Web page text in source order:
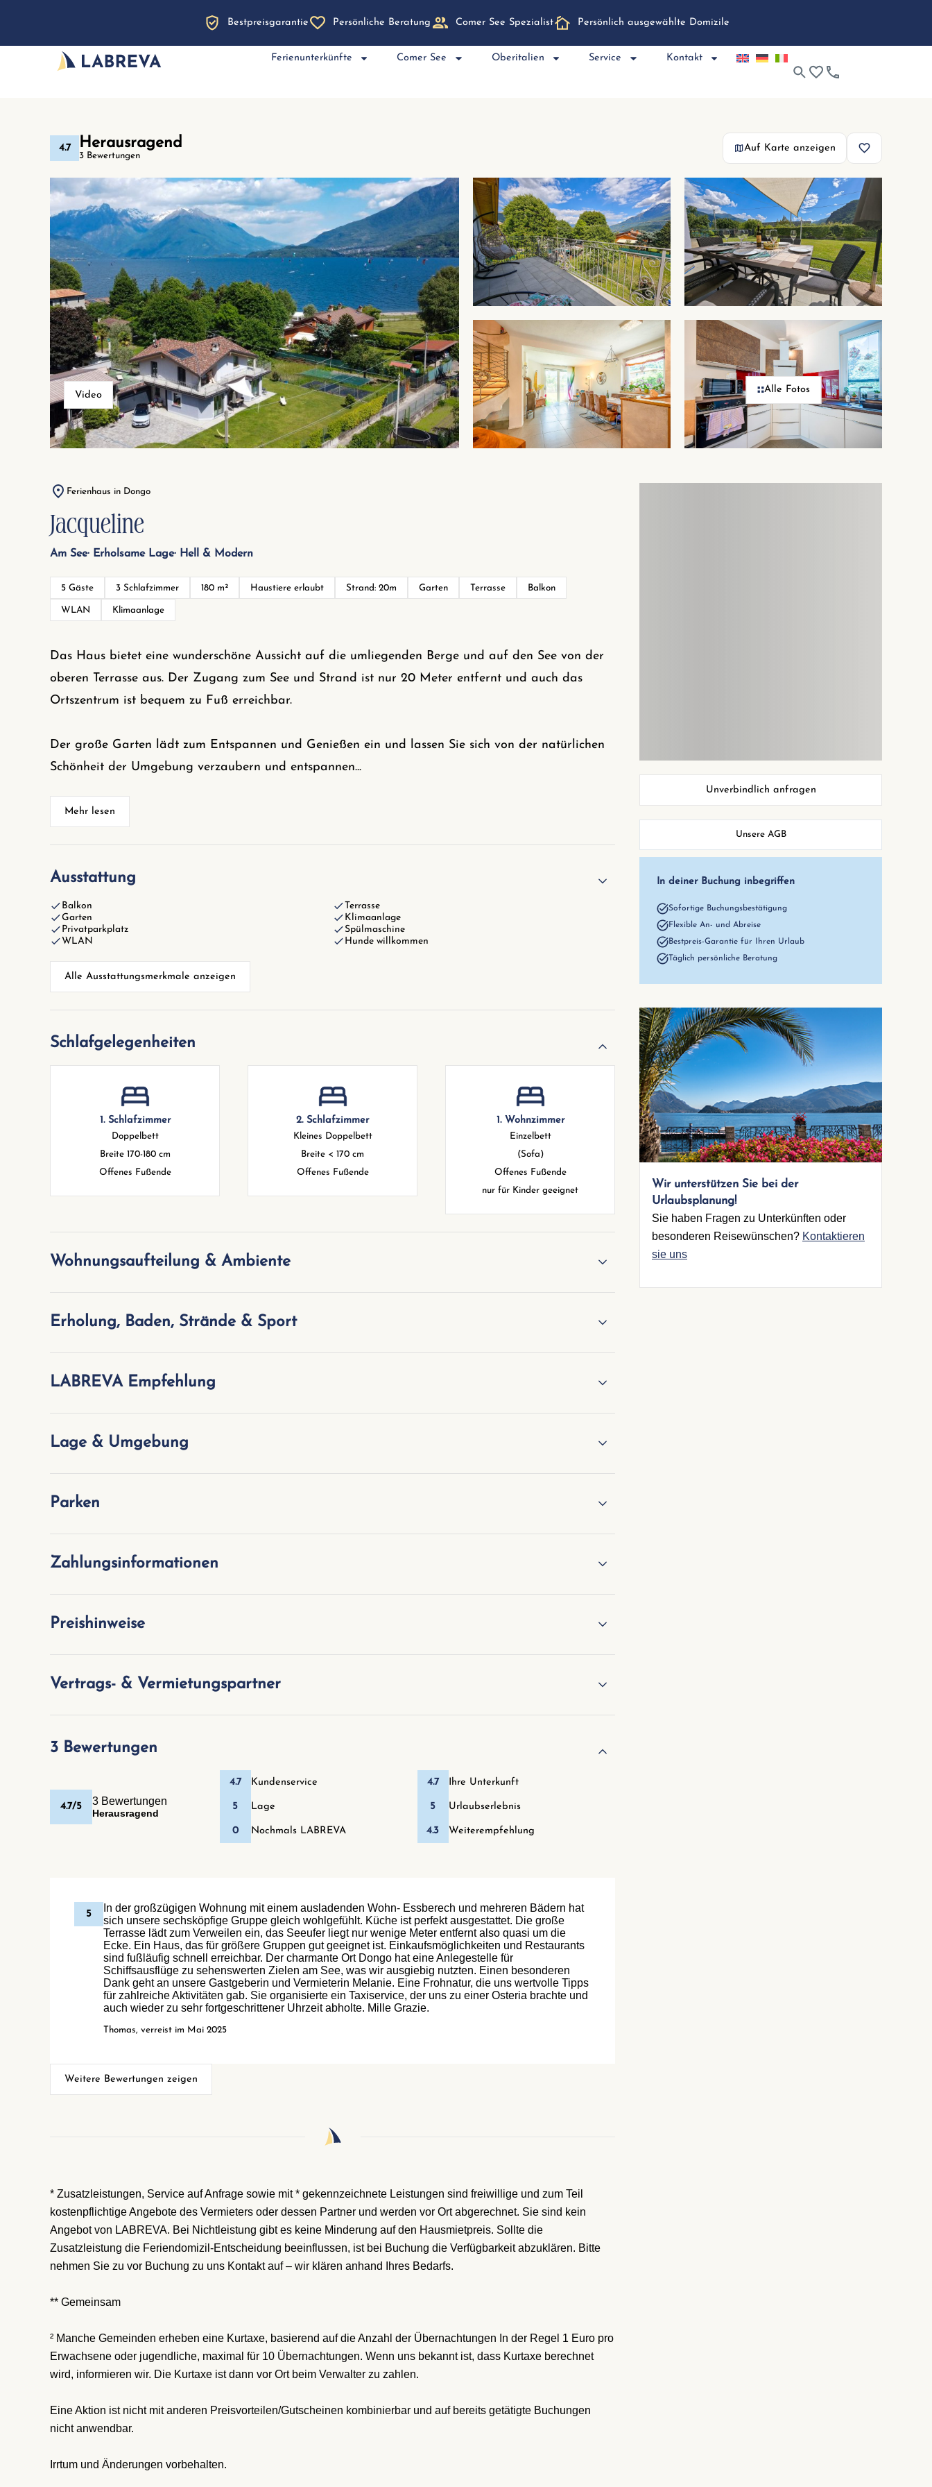
Bestpreisgarantie Persönliche Beratung Comer See Spezialist Persönlich ausgewählte Domizile
Ferienunterkünfte Comer See Oberitalien Service Kontakt
4.7 Herausragend
3 Bewertungen
Auf Karte anzeigen
Video Alle Fotos
Ferienhaus in Dongo
Jacqueline
Am See Erholsame Lage Hell & Modern
5 Gäste 3 Schlafzimmer 180 m² Haustiere erlaubt Strand: 20m Garten Terrasse Balkon
WLAN Klimaanlage
Das Haus bietet eine wunderschöne Aussicht auf die umliegenden Berge und auf den See von der
oberen Terrasse aus. Der Zugang zum See und Strand ist nur 20 Meter entfernt und auch das
Ortszentrum ist bequem zu Fuß erreichbar.
Der große Garten lädt zum Entspannen und Genießen ein und lassen Sie sich von der natürlichen
Schönheit der Umgebung verzaubern und entspannen...
Mehr lesen
Ausstattung
Balkon
Terrasse
Garten
Klimaanlage
Privatparkplatz
Spülmaschine
WLAN
Hunde willkommen
Alle Ausstattungsmerkmale anzeigen
Schlafgelegenheiten
1. Schlafzimmer
Doppelbett
Breite 170-180 cm
Offenes Fußende
2. Schlafzimmer
Kleines Doppelbett
Breite < 170 cm
Offenes Fußende
1. Wohnzimmer
Einzelbett
(Sofa)
Offenes Fußende
nur für Kinder geeignet
Wohnungsaufteilung & Ambiente
Erholung, Baden, Strände & Sport
LABREVA Empfehlung
Lage & Umgebung
Parken
Zahlungsinformationen
Preishinweise
Vertrags- & Vermietungspartner
3 Bewertungen
4.7/5 3 Bewertungen
Herausragend
4.7 Kundenservice 4.7 Ihre Unterkunft
5 Lage 5 Urlaubserlebnis
0 Nochmals LABREVA 4.3 Weiterempfehlung
5
In der großzügigen Wohnung mit einem ausladenden Wohn- Essberech und mehreren Bädern hat
sich unsere sechsköpfige Gruppe gleich wohlgefühlt. Küche ist perfekt ausgestattet. Die große
Terrasse lädt zum Verweilen ein, das Seeufer liegt nur wenige Meter entfernt also quasi um die
Ecke. Ein Haus, das für größere Gruppen gut geeignet ist. Einkaufsmöglichkeiten und Restaurants
sind fußläufig schnell erreichbar. Der charmante Ort Dongo hat eine Anlegestelle für
Schiffsausflüge zu sehenswerten Zielen am See, was wir ausgiebig nutzten. Einen besonderen
Dank geht an unsere Gastgeberin und Vermieterin Melanie. Eine Frohnatur, die uns wertvolle Tipps
für zahlreiche Aktivitäten gab. Sie organisierte ein Taxiservice, der uns zu einer Osteria brachte und
auch wieder zu sehr fortgeschrittener Uhrzeit abholte. Mille Grazie.
Thomas, verreist im Mai 2025
Weitere Bewertungen zeigen
* Zusatzleistungen, Service auf Anfrage sowie mit * gekennzeichnete Leistungen sind freiwillige und zum Teil
kostenpflichtige Angebote des Vermieters oder dessen Partner und werden vor Ort abgerechnet. Sie sind kein
Angebot von LABREVA. Bei Nichtleistung gibt es keine Minderung auf den Hausmietpreis. Sollte die
Zusatzleistung die Feriendomizil-Entscheidung beeinflussen, ist bei Buchung die Verfügbarkeit abzuklären. Bitte
nehmen Sie zu vor Buchung zu uns Kontakt auf – wir klären anhand Ihres Bedarfs.
** Gemeinsam
² Manche Gemeinden erheben eine Kurtaxe, basierend auf die Anzahl der Übernachtungen In der Regel 1 Euro pro
Erwachsene oder jugendliche, maximal für 10 Übernachtungen. Wenn uns bekannt ist, dass Kurtaxe berechnet
wird, informieren wir. Die Kurtaxe ist dann vor Ort beim Verwalter zu zahlen.
Eine Aktion ist nicht mit anderen Preisvorteilen/Gutscheinen kombinierbar und auf bereits getätigte Buchungen
nicht anwendbar.
Irrtum und Änderungen vorbehalten.
Unverbindlich anfragen
Unsere AGB
In deiner Buchung inbegriffen
Sofortige Buchungsbestätigung
Flexible An- und Abreise
Bestpreis-Garantie für Ihren Urlaub
Täglich persönliche Beratung
Wir unterstützen Sie bei der
Urlaubsplanung!
Sie haben Fragen zu Unterkünften oder
besonderen Reisewünschen? Kontaktieren
sie uns